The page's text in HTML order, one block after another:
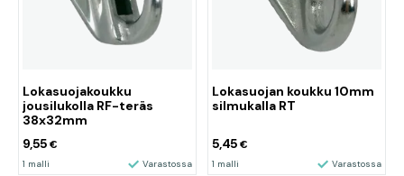
Lokasuojakoukku
jousilukolla RF-teräs
38x32mm
9,55€
1 malli Varastossa
Lokasuojan koukku 10mm
silmukalla RT
5,45€
1 malli Varastossa